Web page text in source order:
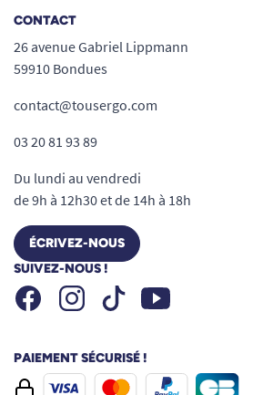
CONTACT
26 avenue Gabriel Lippmann
59910 Bondues
contact@tousergo.com
03 20 81 93 89
Du lundi au vendredi
de 9h à 12h30 et de 14h à 18h
ÉCRIVEZ-NOUS
SUIVEZ-NOUS !
FacebookInstagramTiktok Youtube
PAIEMENT SÉCURISÉ !